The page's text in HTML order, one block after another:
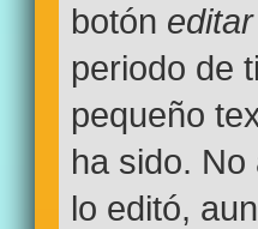
botón editar
periodo de
pequeño
ha sido.
lo editó,